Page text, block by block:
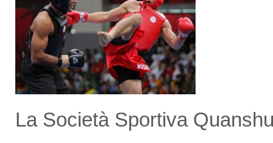
La Società Sportiva